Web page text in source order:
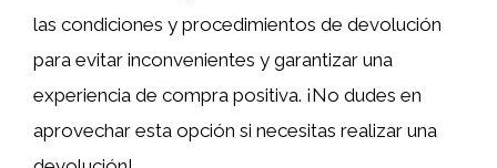
las condiciones y procedimientos de devolución
para evitar inconvenientes y garantizar una
experiencia de compra positiva. ¡No dudes en
aprovechar esta opción si necesitas realizar una